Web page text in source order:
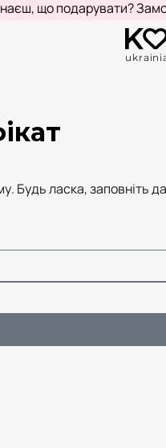
що подарувати?
Будь ласка, заповніть